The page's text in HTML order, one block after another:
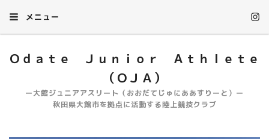
メニュー
Ｏｄａｔｅ Ｊｕｎｉｏｒ Ａｔｈｌｅｔｅ
（ＯＪＡ）
ー大館ジュニアアスリート（おおだてじゅにああすりーと）ー
秋田県大館市を拠点に活動する陸上競技クラブ